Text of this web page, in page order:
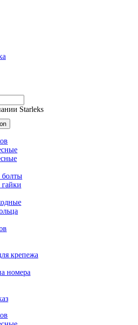
Starleks
болты
крепежа
номера